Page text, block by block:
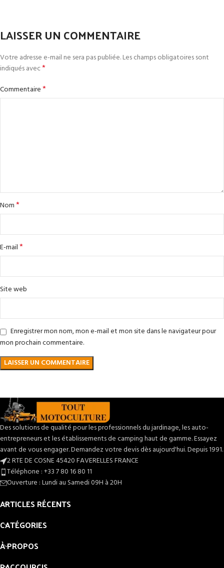
LAISSER UN COMMENTAIRE
Votre adresse e-mail ne sera pas publiée.Les champs obligatoires sont
indiqués avec*
Commentaire*
Nom*
E-mail*
Site web
Enregistrer mon nom, mon e-mail et mon site dans le navigateur pour
mon prochain commentaire.
Des solutions de qualité pour les professionnels du jardinage, les auto-
entrepreneurs et les établissements de camping haut de gamme. Essayez
avant de vous engager. Demandez votre devis dès aujourd'hui. Depuis 1991.
2 RTE DE COSNE 45420 FAVERELLES FRANCE
Téléphone : +33 7 80 16 80 11
Ouverture : Lundi au Samedi 09H à 20H
ARTICLES RÉCENTS
CATÉGORIES
À PROPOS